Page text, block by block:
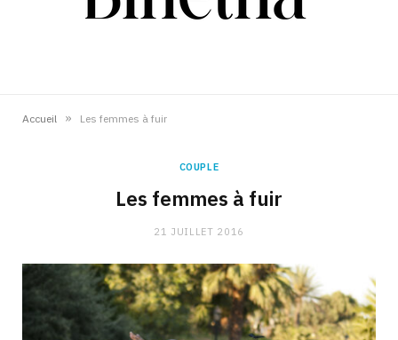
Accueil » Les femmes à fuir
COUPLE
Les femmes à fuir
21 JUILLET 2016